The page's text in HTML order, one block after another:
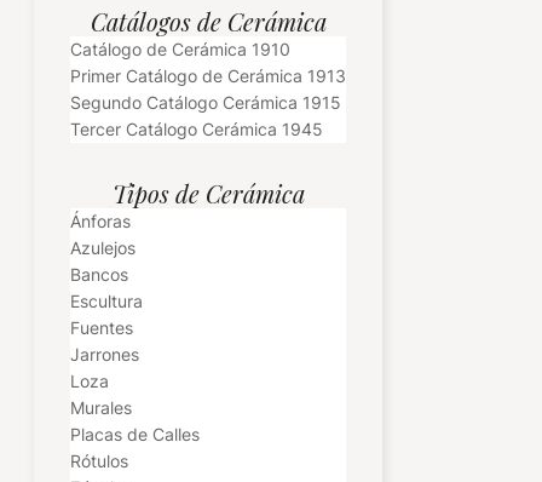
Catálogos de Cerámica
Catálogo de Cerámica 1910
Primer Catálogo de Cerámica 1913
Segundo Catálogo Cerámica 1915
Tercer Catálogo Cerámica 1945
Tipos de Cerámica
Ánforas
Azulejos
Bancos
Escultura
Fuentes
Jarrones
Loza
Murales
Placas de Calles
Rótulos